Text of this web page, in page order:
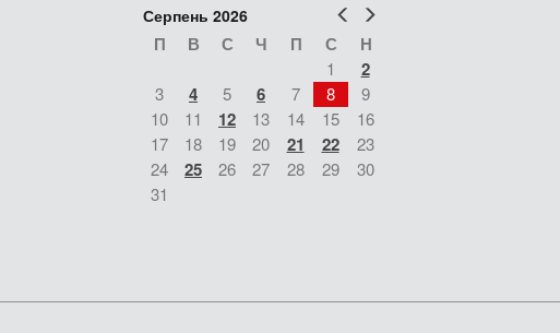
Попер
Серпень 2026
П В С Ч П С Н
1 2
3 4 5 6 7 8
9
10
11 12 13 14 15
16
17
18 19 20 21 22
23
24
25 26 27 28 29
30
31